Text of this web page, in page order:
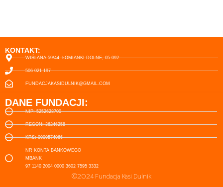
KONTAKT:
WIŚLANA 59/44, ŁOMIANKI DOLNE, 05-092
506-021-197
FUNDACJAKASIDULNIK@GMAIL.COM
DANE FUNDACJI:
NIP: 5252628700
REGON: 36246258
KRS: 0000574066
NR KONTA BANKOWEGO
MBANK
97 1140 2004 0000 3602 7595 3332
©2024 Fundacja Kasi Dulnik